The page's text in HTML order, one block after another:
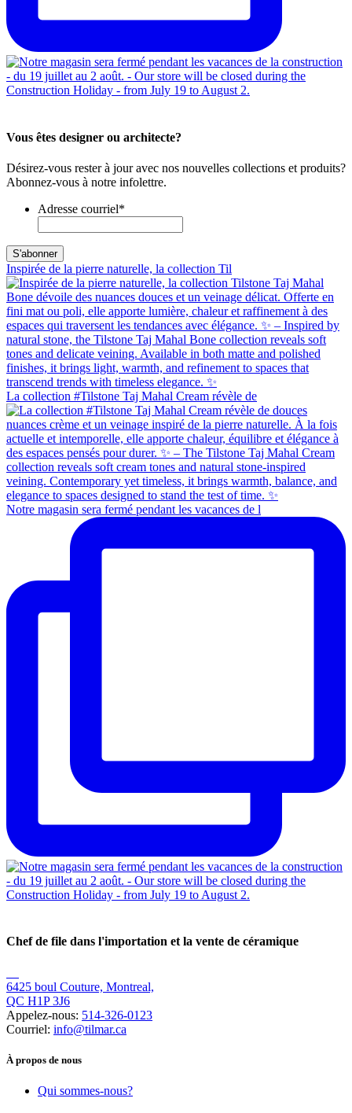
Vous êtes designer ou architecte?
Désirez-vous rester à jour avec nos nouvelles collections et produits?
Abonnez-vous à notre infolettre.
Adresse courriel*
Inspirée de la pierre naturelle, la collection Til
La collection #Tilstone Taj Mahal Cream révèle de
Notre magasin sera fermé pendant les vacances de l
Chef de file dans l'importation et la vente de céramique
6425 boul Couture, Montreal,
QC H1P 3J6
Appelez-nous: 514-326-0123
Courriel: info@tilmar.ca
À propos de nous
Qui sommes-nous?